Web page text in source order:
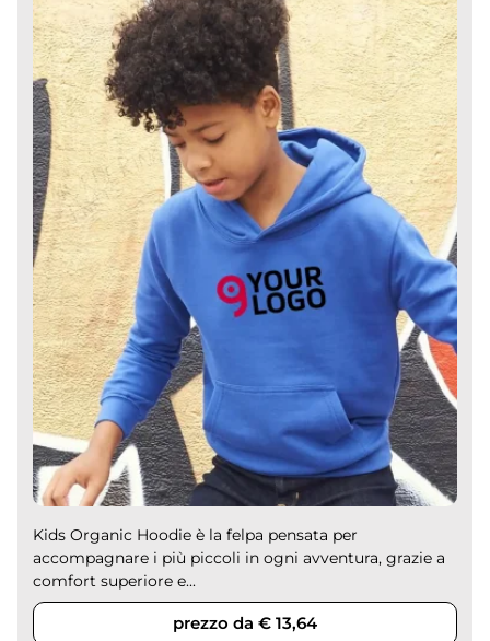
Kids Organic Hoodie è la felpa pensata per
accompagnare i più piccoli in ogni avventura, grazie a
comfort superiore e...
prezzo da € 13,64